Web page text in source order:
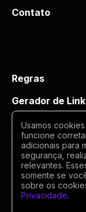
Contato
Regras
Gerador de Link
Termos de uso
Politica de
Usamos
funcione
adicionais para
segurança,
relevantes.
somente se
sobre os
Privacidade.